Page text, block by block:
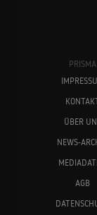
PRISMA
ÜBER
NEWS-
AGB